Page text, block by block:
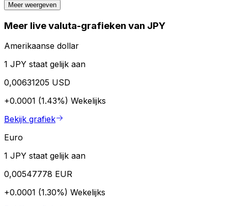
Meer weergeven
Meer live valuta-grafieken van JPY
Amerikaanse dollar
1 JPY staat gelijk aan
0,00631205 USD
+0.0001 (1.43%) Wekelijks
Bekijk grafiek
Euro
1 JPY staat gelijk aan
0,00547778 EUR
+0.0001 (1.30%) Wekelijks